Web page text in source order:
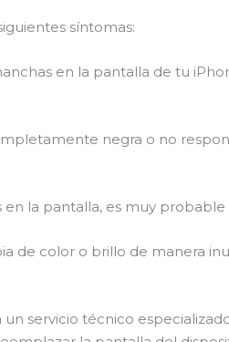
síntomas:
en la pantalla de tu
negra o no
en la pantalla, es muy
de color o brillo de manera
servicio técnico